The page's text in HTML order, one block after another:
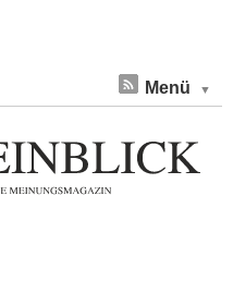
Menü